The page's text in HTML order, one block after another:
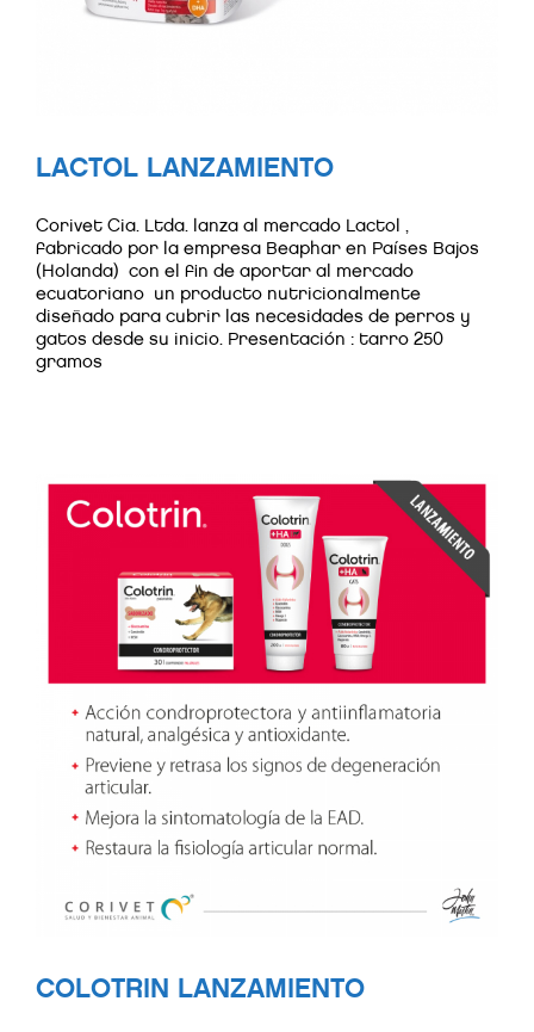
LACTOL LANZAMIENTO
Corivet Cia. Ltda. lanza al mercado Lactol ,
fabricado por la empresa Beaphar en Países Bajos
(Holanda) con el fin de aportar al mercado
ecuatoriano un producto nutricionalmente
diseñado para cubrir las necesidades de perros y
gatos desde su inicio. Presentación : tarro 250
gramos
COLOTRIN LANZAMIENTO